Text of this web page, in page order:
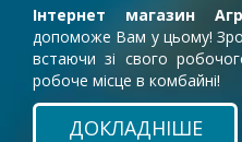
Інтернет магазин
допоможе Вам у цьому!
встаючи зі свого
робоче місце в комбайні!
ДОКЛАДНІШЕ